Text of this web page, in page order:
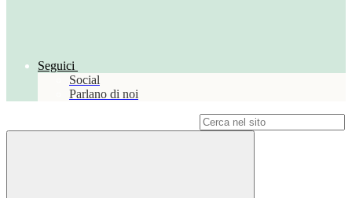
Seguici
Social
Parlano di noi